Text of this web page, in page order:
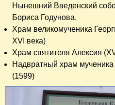
Нынешний Введенский
Бориса Годунова.
Храм великомученика
XVI века)
Храм святителя Алексия
Надвратный храм
(1599)